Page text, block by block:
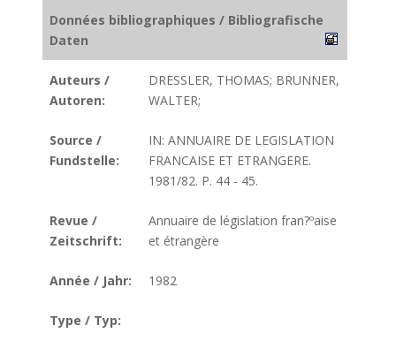
Données bibliographiques / Bibliografische
Daten
Auteurs /
Autoren:
DRESSLER, THOMAS; BRUNNER,
WALTER;
Source /
Fundstelle:
IN: ANNUAIRE DE LEGISLATION
FRANCAISE ET ETRANGERE.
1981/82. P. 44 - 45.
Revue /
Zeitschrift:
Annuaire de législation fran?ºaise
et étrangère
Année / Jahr: 1982
Type / Typ: